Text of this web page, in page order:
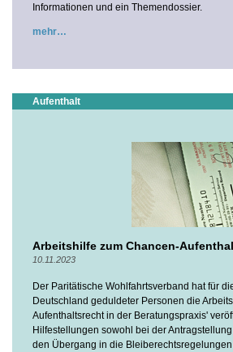
Informationen und ein Themendossier.
mehr
Aufenthalt
Arbeitshilfe zum Chancen-
10.11.2023
Der Paritätische Wohlfahrtsverband hat für
Deutschland geduldeter Personen die
Aufenthaltsrecht in der Beratungspraxis'
Hilfestellungen sowohl bei der
den Übergang in die